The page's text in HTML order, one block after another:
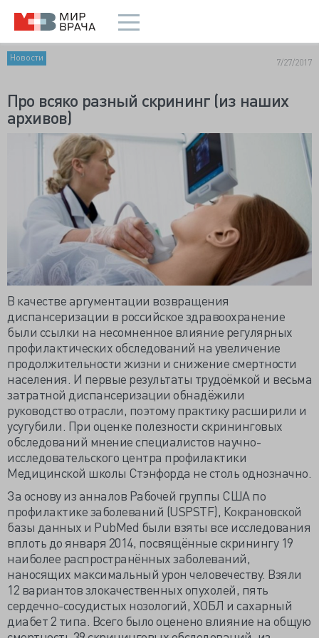
Новости 7/27/2017
Про всяко разный скрининг (из наших
архивов)
В качестве аргументации возвращения
диспансеризации в российское здравоохранение
были ссылки на несомненное влияние регулярных
профилактических обследований на увеличение
продолжительности жизни и снижение смертности
населения. И первые результаты трудоёмкой и весьма
затратной диспансеризации обнадёжили
руководство отрасли, поэтому практику расширили и
усугубили. При оценке полезности скрининговых
обследований мнение специалистов научно-
исследовательского центра профилактики
Медицинской школы Стэнфорда не столь однозначно.
За основу из анналов Рабочей группы США по
профилактике заболеваний (USPSTF), Кокрановской
базы данных и PubMed были взяты все исследования
вплоть до января 2014, посвящённые скринингу 19
наиболее распространённых заболеваний,
наносящих максимальный урон человечеству. Взяли
12 вариантов злокачественных опухолей, пять
сердечно-сосудистых нозологий, ХОБЛ и сахарный
диабет 2 типа. Всего было оценено влияние на общую